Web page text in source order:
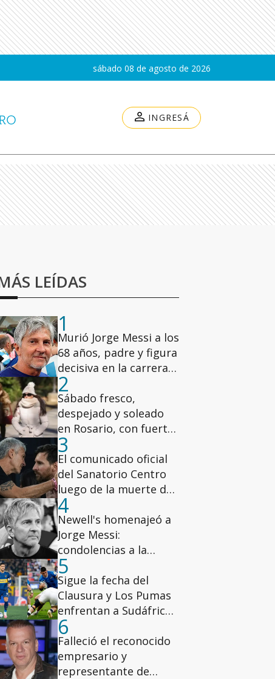
sábado 08 de agosto de 2026
INGRESÁ
LEÍDAS
1
Murió Jorge Messi a los
68 años, padre y figura
decisiva en la carrera
de Lionel
2
Sábado fresco,
despejado y soleado
en Rosario, con fuertes
ráfagas de viento
3
El comunicado oficial
del Sanatorio Centro
luego de la muerte de
Jorge Messi
4
Newell's homenajeó a
Jorge Messi:
condolencias a la
familia y banderas a
media asta
5
Sigue la fecha del
Clausura y Los Pumas
enfrentan a Sudáfrica:
la agenda deportiva de
este sábado
6
Falleció el reconocido
empresario y
representante de